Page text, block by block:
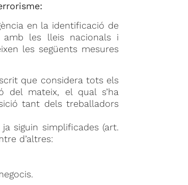
en la identificació de
amb les lleis nacionals i
les següents mesures
que considera tots els
del mateix, el qual s’ha
tant dels treballadors
siguin simplificades (art.
d’altres: